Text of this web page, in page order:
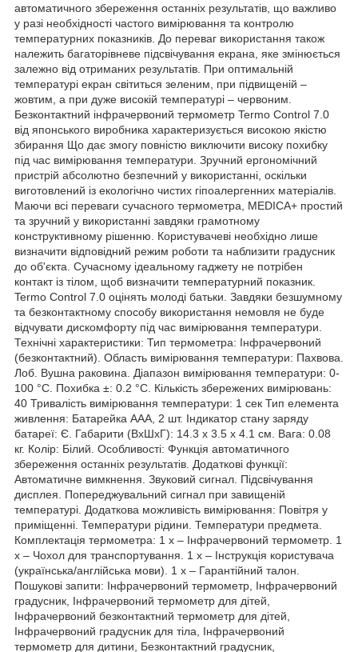
автоматичного збереження останніх результатів, що важливо
у разі необхідності частого вимірювання та контролю
температурних показників. До переваг використання також
належить багаторівневе підсвічування екрана, яке змінюється
залежно від отриманих результатів. При оптимальній
температурі екран світиться зеленим, при підвищеній –
жовтим, а при дуже високій температурі – червоним.
Безконтактний інфрачервоний термометр Termo Сontrol 7.0
від японського виробника характеризується високою якістю
збирання Що дає змогу повністю виключити високу похибку
під час вимірювання температури. Зручний ергономічний
пристрій абсолютно безпечний у використанні, оскільки
виготовлений із екологічно чистих гіпоалергенних матеріалів.
Маючи всі переваги сучасного термометра, MEDICA+ простий
та зручний у використанні завдяки грамотному
конструктивному рішенню. Користувачеві необхідно лише
визначити відповідний режим роботи та наблизити градусник
до об'єкта. Сучасному ідеальному гаджету не потрібен
контакт із тілом, щоб визначити температурний показник.
Termo Сontrol 7.0 оцінять молоді батьки. Завдяки безшумному
та безконтактному способу використання немовля не буде
відчувати дискомфорту під час вимірювання температури.
Технічні характеристики: Тип термометра: Інфрачервоний
(безконтактний). Область вимірювання температури: Пахвова.
Лоб. Вушна раковина. Діапазон вимірювання температури: 0-
100 °C. Похибка ±: 0.2 °С. Кількість збережених вимірювань:
40 Тривалість вимірювання температури: 1 сек Тип елемента
живлення: Батарейка ААА, 2 шт. Індикатор стану заряду
батареї: Є. Габарити (ВхШхГ): 14.3 х 3.5 х 4.1 см. Вага: 0.08
кг. Колір: Білий. Особливості: Функція автоматичного
збереження останніх результатів. Додаткові функції:
Автоматичне вимкнення. Звуковий сигнал. Підсвічування
дисплея. Попереджувальний сигнал при завищеній
температурі. Додаткова можливість вимірювання: Повітря у
приміщенні. Температури рідини. Температури предмета.
Комплектація термометра: 1 x – Інфрачервоний термометр. 1
x – Чохол для транспортування. 1 x – Інструкція користувача
(українська/англійська мови). 1 х – Гарантійний талон.
Пошукові запити: Інфрачервоний термометр, Інфрачервоний
градусник, Інфрачервоний термометр для дітей,
Інфрачервоний безконтактний термометр для дітей,
Інфрачервоний градусник для тіла, Інфрачервоний
термометр для дитини, Безконтактний градусник,